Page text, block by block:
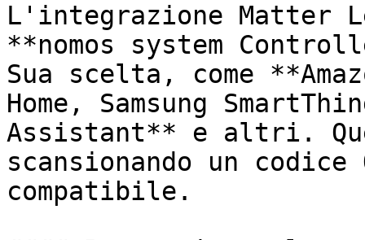
L'integrazione Matter
**nomos system
Sua scelta, come
Home, Samsung
Assistant** e altri.
scansionando un
compatibile.